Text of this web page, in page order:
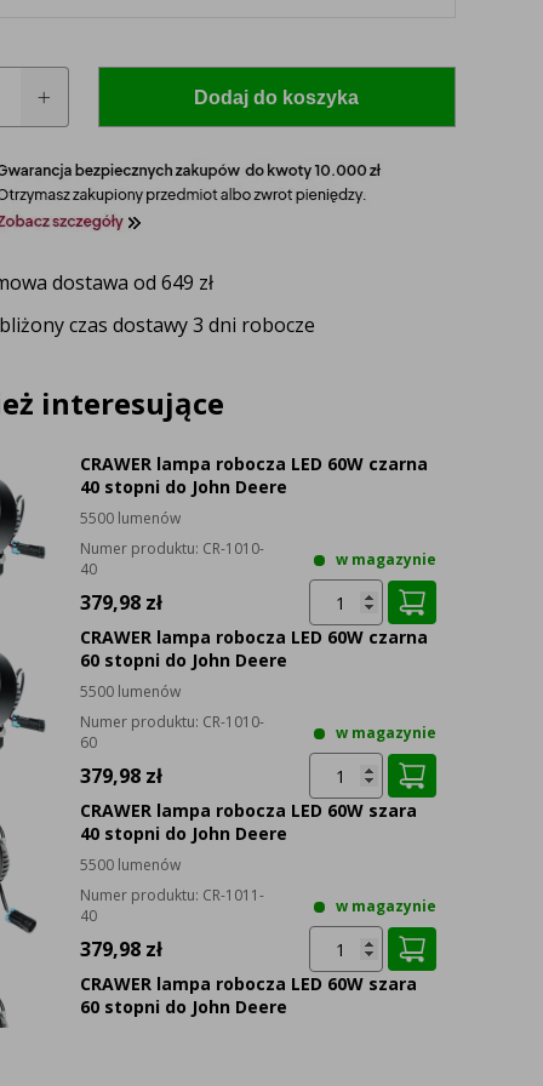
model i rocznik swojego ciągnika, a nasz
Dodaj do koszyka
dostawa od 649 zł
czas dostawy 3 dni robocze
interesujące
CRAWER lampa robocza LED 60W czarna
40 stopni do John Deere
5500 lumenów
Numer produktu: CR-1010-
40
w magazynie
379,98 zł
CRAWER lampa robocza LED 60W czarna
60 stopni do John Deere
5500 lumenów
Numer produktu: CR-1010-
60
w magazynie
379,98 zł
CRAWER lampa robocza LED 60W szara
40 stopni do John Deere
5500 lumenów
Numer produktu: CR-1011-
40
w magazynie
379,98 zł
CRAWER lampa robocza LED 60W szara
60 stopni do John Deere